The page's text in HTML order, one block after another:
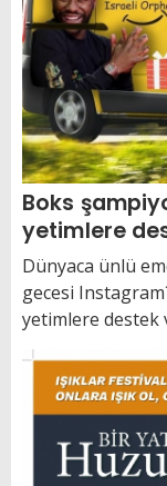
Boks
yetimlere
Dünyaca ünlü
gecesi
yetimlere destek